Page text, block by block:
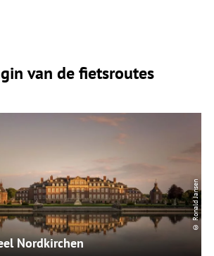
van de fietsroutes
Nordkirchen
© Ronald Jansen